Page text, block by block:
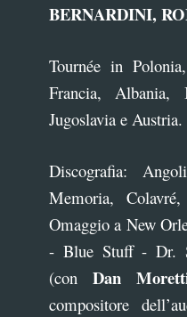
BERNARDINI,
Tournée in
Francia, Albania,
Jugoslavia e Austria.
Discografia:
Memoria,
Omaggio a New
- Blue Stuff - Dr.
(conDan
compositore